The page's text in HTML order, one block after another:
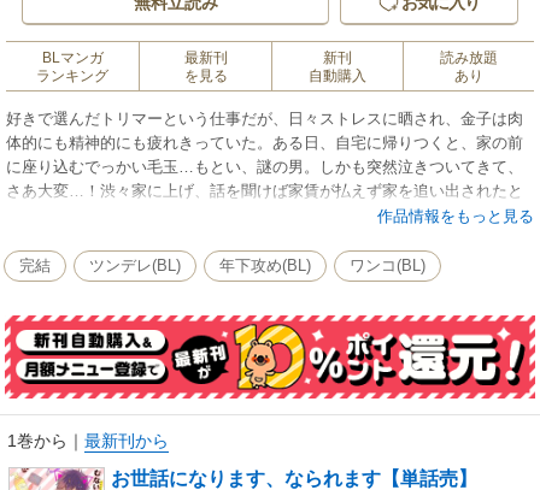
BLマンガ
ランキング
最新刊
を見る
新刊
自動購入
読み放題
あり
好きで選んだトリマーという仕事だが、日々ストレスに晒され、金子は肉
体的にも精神的にも疲れきっていた。ある日、自宅に帰りつくと、家の前
に座り込むでっかい毛玉…もとい、謎の男。しかも突然泣きついてきて、
さあ大変…！渋々家に上げ、話を聞けば家賃が払えず家を追い出されたと
いう。自業自得だと追い出そうとするが、その風貌が大型犬と重なってし
た。
作品情報をもっと見る
完結 ツンデレ(BL) 年下攻め(BL) ワンコ(BL)
1巻から ｜ 最新刊から
お世話になります、なられます【単話売】